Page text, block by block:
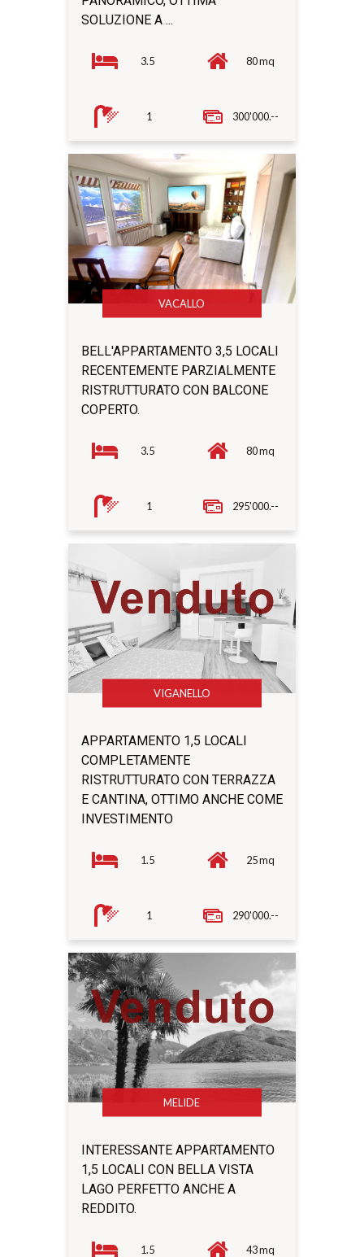
SOLUZIONE A ...
300'000.--
3.5 80 mq
1
VACALLO
BELL'APPARTAMENTO 3,5 LOCALI
RECENTEMENTE PARZIALMENTE
RISTRUTTURATO CON BALCONE
COPERTO.
295'000.--
3.5 80 mq
1
VIGANELLO
APPARTAMENTO 1,5 LOCALI
COMPLETAMENTE
RISTRUTTURATO CON TERRAZZA
E CANTINA, OTTIMO ANCHE COME
INVESTIMENTO
290'000.--
1.5 25 mq
1
MELIDE
INTERESSANTE APPARTAMENTO
1,5 LOCALI CON BELLA VISTA
LAGO PERFETTO ANCHE A
REDDITO.
1.5 43 mq